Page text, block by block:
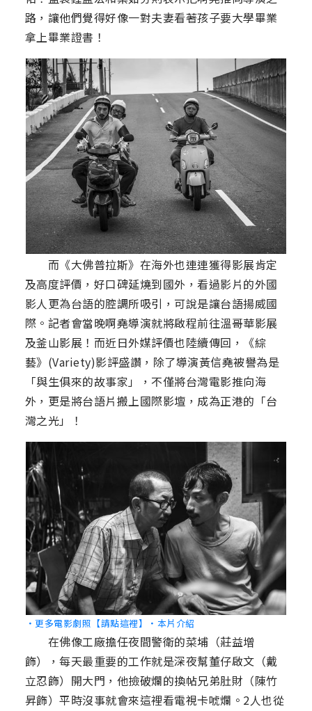
路，讓他們覺得好像一對夫妻看著孩子要大學畢業
拿上畢業證書！
而《大佛普拉斯》在海外也連連獲得影展肯定
及高度評價，好口碑延燒到國外，看過影片的外國
影人更為台語的腔調所吸引，可說是讓台語揚威國
際。記者會當晚啊堯導演就將啟程前往溫哥華影展
及釜山影展！而近日外媒評價也陸續傳回，《綜
藝》(Variety)影評盛讚，除了導演黃信堯被譽為是
「與生俱來的故事家」，不僅將台灣電影推向海
外，更是將台語片搬上國際影壇，成為正港的「台
灣之光」！
‧更多電影劇照【請點這裡】 ‧本片介紹
在佛像工廠擔任夜間警衛的菜埔（莊益增
飾），每天最重要的工作就是深夜幫董仔啟文（戴
立忍飾）開大門，他撿破爛的換帖兄弟肚財（陳竹
昇飾）平時沒事就會來這裡看電視卡唬爛。2人也從